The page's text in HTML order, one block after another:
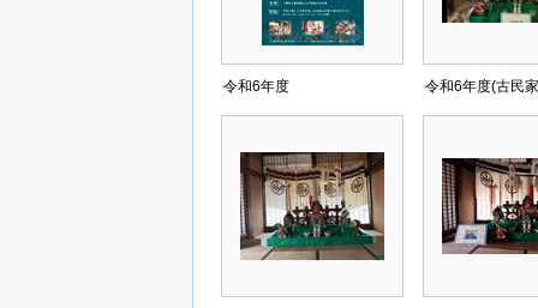
令和6年度 令和6年度(古民